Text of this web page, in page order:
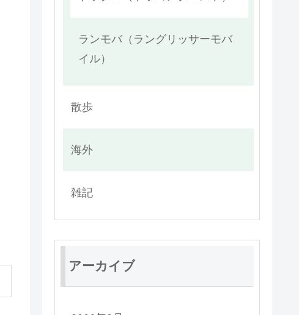
ランモバ（ラングリッサーモバ
イル）
散歩
海外
雑記
アーカイブ